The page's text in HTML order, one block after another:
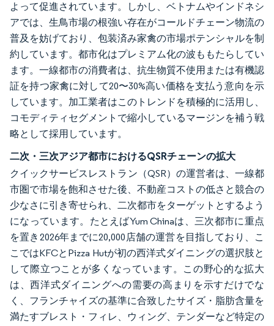
よって促進されています。しかし、ベトナムやインドネシ
アでは、生鳥市場の根強い存在がコールドチェーン物流の
普及を妨げており、包装済み家禽の市場ポテンシャルを制
約しています。都市化はプレミアム化の波ももたらしてい
ます。一線都市の消費者は、抗生物質不使用または有機認
証を持つ家禽に対して20〜30%高い価格を支払う意向を示
しています。加工業者はこのトレンドを積極的に活用し、
コモディティセグメントで縮小しているマージンを補う戦
略として採用しています。
二次・三次アジア都市におけるQSRチェーンの拡大
クイックサービスレストラン（QSR）の運営者は、一線都
市圏で市場を飽和させた後、不動産コストの低さと競合の
少なさに引き寄せられ、二次都市をターゲットとするよう
になっています。たとえばYum Chinaは、三次都市に重点
を置き2026年までに20,000店舗の運営を目指しており、こ
こではKFCとPizza Hutが初の西洋式ダイニングの選択肢と
して際立つことが多くなっています。この野心的な拡大
は、西洋式ダイニングへの需要の高まりを示すだけでな
く、フランチャイズの基準に合致したサイズ・脂肪含量を
満たすブレスト・フィレ、ウィング、テンダーなど特定の